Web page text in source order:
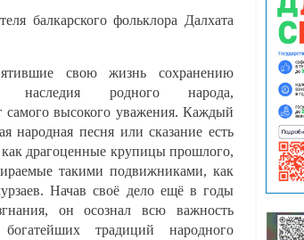
балкарского фольклора Далхата
свою жизнь сохранению
наследия родного народа,
самого высокого уважения. Каждый
народная песня или сказание есть
драгоценные крупицы прошлого,
такими подвижниками, как
Начав своё дело ещё в годы
он осознал всю важность
богатейших традиций народного